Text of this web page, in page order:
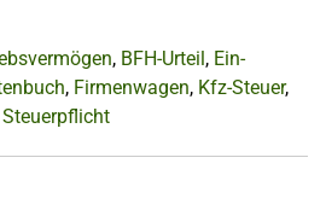
, BFH-Urteil, Ein-
, Firmenwagen, Kfz-Steuer,
Steuerpflicht